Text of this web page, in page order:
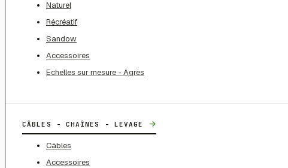
Naturel
Récréatif
Sandow
Accessoires
Echelles sur mesure - Agrès
CÂBLES - CHAÎNES - LEVAGE →
Câbles
Accessoires